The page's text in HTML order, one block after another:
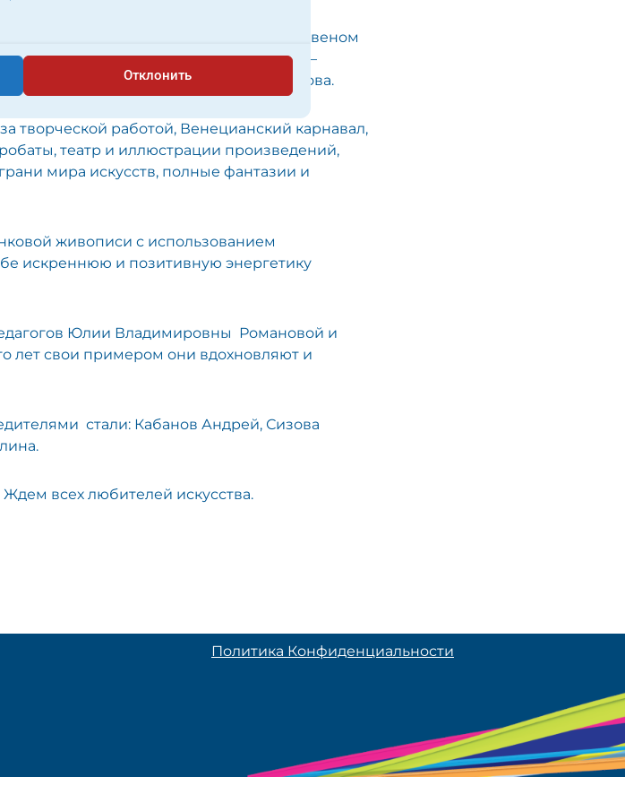
Отклонить
искусство стало связующим звеном
школы в выставке «Мир искусства». –
ШИОД Юлия Владимировна Романова.
творческой работой, Венецианский карнавал,
театр и иллюстрации произведений,
мира искусств, полные фантазии и
живописи с использованием
искреннюю и позитивную энергетику
Юлии Владимировны Романовой и
лет свои примером они вдохновляют и
стали: Кабанов Андрей, Сизова
всех любителей искусства.
Политика Конфиденциальности